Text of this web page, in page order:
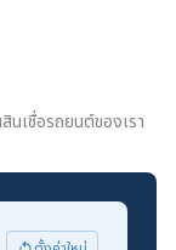
นเชื่อรถยนต์ของเรา